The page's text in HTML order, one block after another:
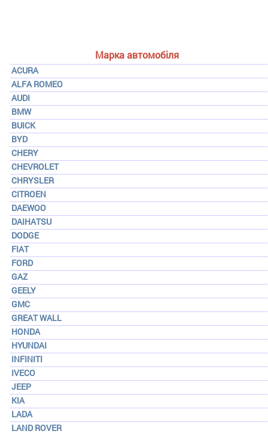
Марка автомобіля
ACURA
ALFA ROMEO
AUDI
BMW
BUICK
BYD
CHERY
CHEVROLET
CHRYSLER
CITROEN
DAEWOO
DAIHATSU
DODGE
FIAT
FORD
GAZ
GEELY
GMC
GREAT WALL
HONDA
HYUNDAI
INFINITI
IVECO
JEEP
KIA
LADA
LAND ROVER